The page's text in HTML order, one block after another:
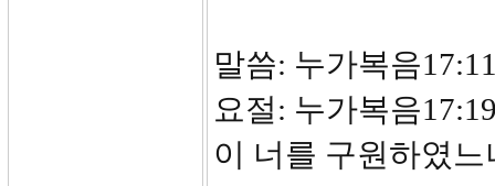
말씀: 누가복음
요절: 누가복음
이 너를 구원하였